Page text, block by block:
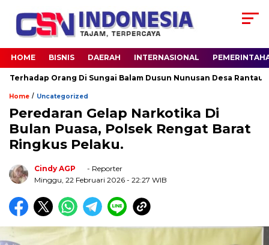
HOME BISNIS DAERAH INTERNASIONAL
Orang Di Sungai Balam Dusun Nunusan Desa Rantau
Home / Uncategorized
Peredaran Gelap Narkotika Di
Bulan Puasa, Polsek Rengat Barat
Ringkus Pelaku.
Cindy AGP
- Reporter
Minggu, 22 Februari 2026 - 22:27 WIB